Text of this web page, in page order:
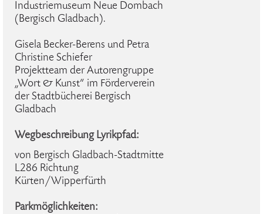
Industriemuseum Neue Dombach
(Bergisch Gladbach).
Gisela Becker-Berens und Petra
Christine Schiefer
Projektteam der Autorengruppe
„Wort & Kunst“ im Förderverein
der Stadtbücherei Bergisch
Gladbach
Wegbeschreibung Lyrikpfad:
von Bergisch Gladbach-Stadtmitte
L286 Richtung
Kürten/Wipperfürth
Parkmöglichkeiten: